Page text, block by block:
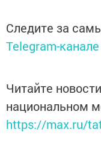
Следите за
Telegram-канале
Читайте
национальном
https://max.ru/